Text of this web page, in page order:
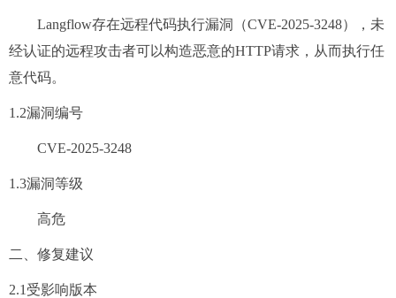
Langflow存在远程代码执行漏洞（CVE-2025-3248），未
经认证的远程攻击者可以构造恶意的HTTP请求，从而执行任
意代码。
1.2漏洞编号
CVE-2025-3248
1.3漏洞等级
高危
二、修复建议
2.1受影响版本